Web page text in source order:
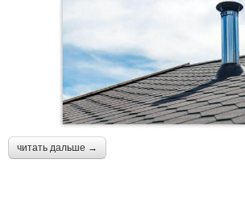
читать дальше →